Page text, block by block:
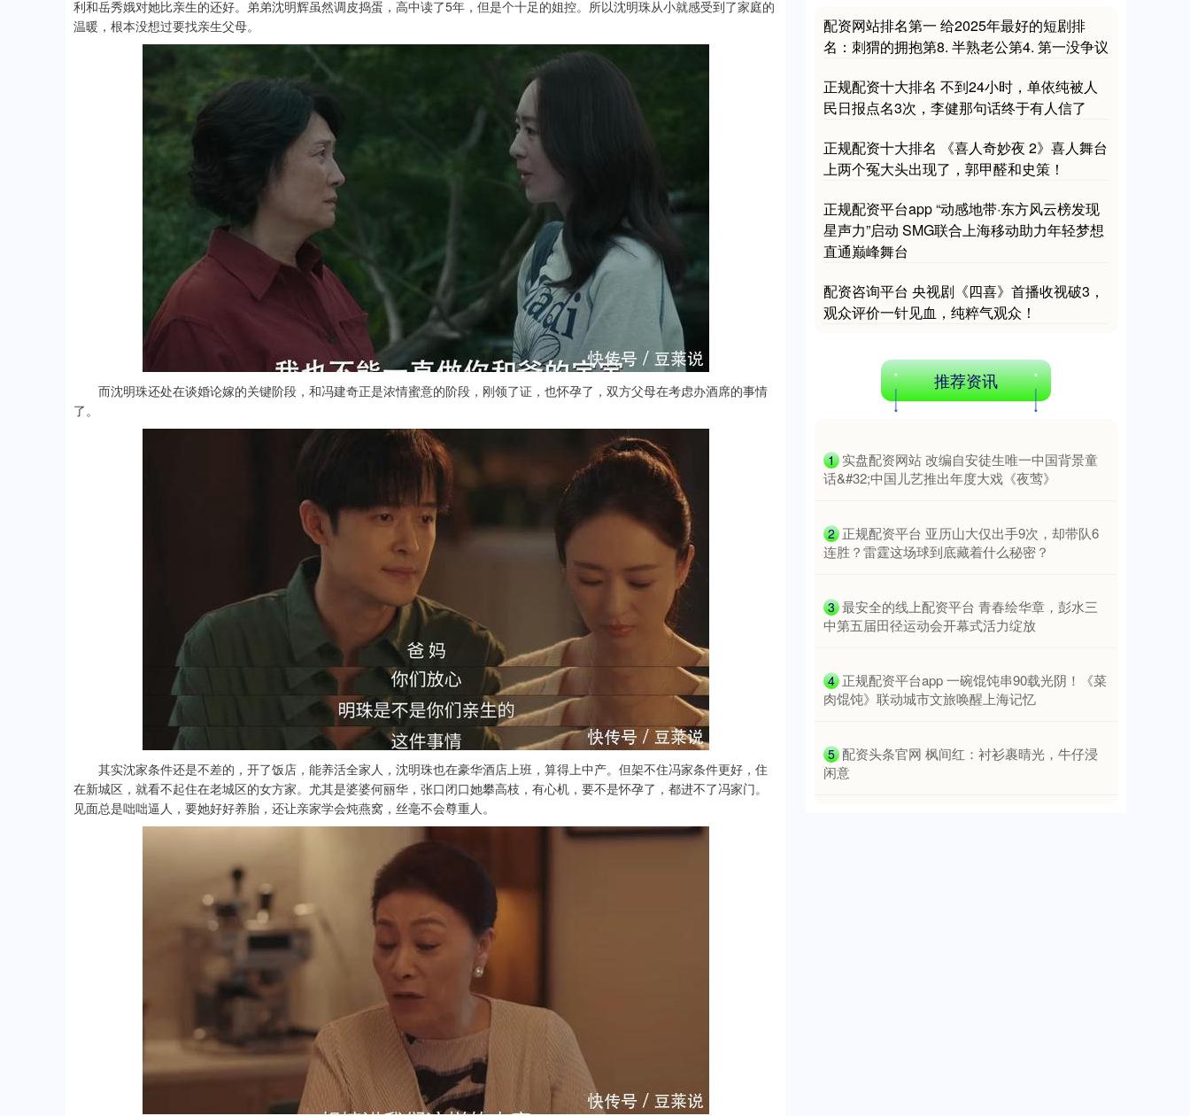
利和岳秀娥对她比亲生的还好。弟弟沈明辉虽然调皮捣蛋，高中读了5年，但是个十足的姐控。所以沈明珠从小就感受到了家庭的
温暖，根本没想过要找亲生父母。
而沈明珠还处在谈婚论嫁的关键阶段，和冯建奇正是浓情蜜意的阶段，刚领了证，也怀孕了，双方父母在考虑办酒席的事情
了。
其实沈家条件还是不差的，开了饭店，能养活全家人，沈明珠也在豪华酒店上班，算得上中产。但架不住冯家条件更好，住
在新城区，就看不起住在老城区的女方家。尤其是婆婆何丽华，张口闭口她攀高枝，有心机，要不是怀孕了，都进不了冯家门。
见面总是咄咄逼人，要她好好养胎，还让亲家学会炖燕窝，丝毫不会尊重人。
配资网站排名第一 给2025年最好的短剧排
名：刺猬的拥抱第8. 半熟老公第4. 第一没争议
正规配资十大排名 不到24小时，单依纯被人
民日报点名3次，李健那句话终于有人信了
正规配资十大排名 《喜人奇妙夜 2》喜人舞台
上两个冤大头出现了，郭甲醛和史策！
正规配资平台app “动感地带·东方风云榜发现
星声力”启动 SMG联合上海移动助力年轻梦想
直通巅峰舞台
配资咨询平台 央视剧《四喜》首播收视破3，
观众评价一针见血，纯粹气观众！
推荐资讯
1 ​实盘配资网站 改编自安徒生唯一中国背景童
话&#32;中国儿艺推出年度大戏《夜莺》
2 ​正规配资平台 亚历山大仅出手9次，却带队6
连胜？雷霆这场球到底藏着什么秘密？
3 ​最安全的线上配资平台 青春绘华章，彭水三
中第五届田径运动会开幕式活力绽放
4 ​正规配资平台app 一碗馄饨串90载光阴！《菜
肉馄饨》联动城市文旅唤醒上海记忆
5 ​配资头条官网 枫间红：衬衫裹晴光，牛仔浸
闲意